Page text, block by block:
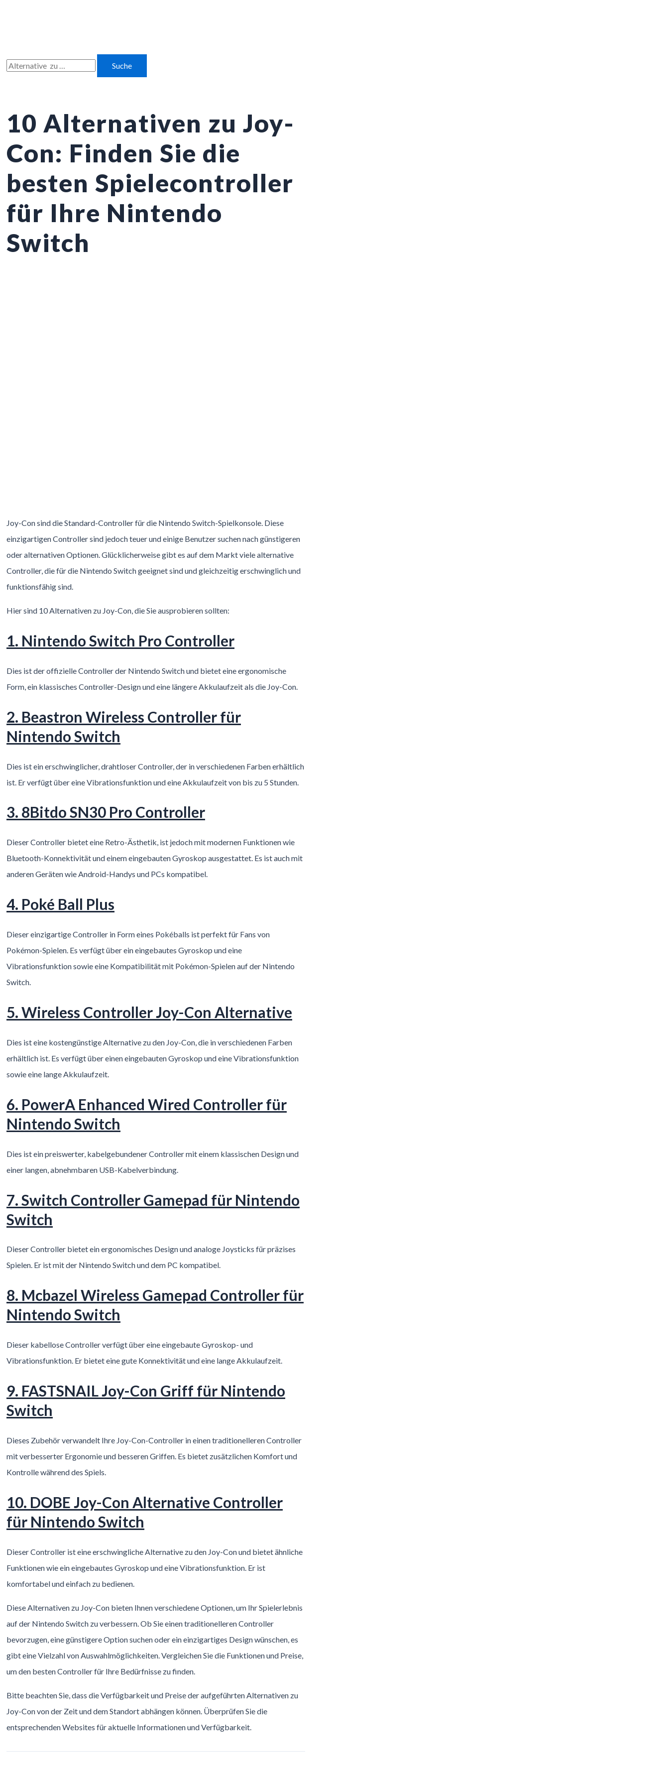
Suchen
10 Alternativen zu Joy-
Con: Finden Sie die
besten Spielecontroller
für Ihre Nintendo
Switch
Joy-Con sind die Standard-Controller für die Nintendo Switch-Spielkonsole. Diese
einzigartigen Controller sind jedoch teuer und einige Benutzer suchen nach günstigeren
oder alternativen Optionen. Glücklicherweise gibt es auf dem Markt viele alternative
Controller, die für die Nintendo Switch geeignet sind und gleichzeitig erschwinglich und
funktionsfähig sind.
Hier sind 10 Alternativen zu Joy-Con, die Sie ausprobieren sollten:
1. Nintendo Switch Pro Controller
Dies ist der offizielle Controller der Nintendo Switch und bietet eine ergonomische
Form, ein klassisches Controller-Design und eine längere Akkulaufzeit als die Joy-Con.
2. Beastron Wireless Controller für
Nintendo Switch
Dies ist ein erschwinglicher, drahtloser Controller, der in verschiedenen Farben erhältlich
ist. Er verfügt über eine Vibrationsfunktion und eine Akkulaufzeit von bis zu 5 Stunden.
3. 8Bitdo SN30 Pro Controller
Dieser Controller bietet eine Retro-Ästhetik, ist jedoch mit modernen Funktionen wie
Bluetooth-Konnektivität und einem eingebauten Gyroskop ausgestattet. Es ist auch mit
anderen Geräten wie Android-Handys und PCs kompatibel.
4. Poké Ball Plus
Dieser einzigartige Controller in Form eines Pokéballs ist perfekt für Fans von
Pokémon-Spielen. Es verfügt über ein eingebautes Gyroskop und eine
Vibrationsfunktion sowie eine Kompatibilität mit Pokémon-Spielen auf der Nintendo
Switch.
5. Wireless Controller Joy-Con Alternative
Dies ist eine kostengünstige Alternative zu den Joy-Con, die in verschiedenen Farben
erhältlich ist. Es verfügt über einen eingebauten Gyroskop und eine Vibrationsfunktion
sowie eine lange Akkulaufzeit.
6. PowerA Enhanced Wired Controller für
Nintendo Switch
Dies ist ein preiswerter, kabelgebundener Controller mit einem klassischen Design und
einer langen, abnehmbaren USB-Kabelverbindung.
7. Switch Controller Gamepad für Nintendo
Switch
Dieser Controller bietet ein ergonomisches Design und analoge Joysticks für präzises
Spielen. Er ist mit der Nintendo Switch und dem PC kompatibel.
8. Mcbazel Wireless Gamepad Controller für
Nintendo Switch
Dieser kabellose Controller verfügt über eine eingebaute Gyroskop- und
Vibrationsfunktion. Er bietet eine gute Konnektivität und eine lange Akkulaufzeit.
9. FASTSNAIL Joy-Con Griff für Nintendo
Switch
Dieses Zubehör verwandelt Ihre Joy-Con-Controller in einen traditionelleren Controller
mit verbesserter Ergonomie und besseren Griffen. Es bietet zusätzlichen Komfort und
Kontrolle während des Spiels.
10. DOBE Joy-Con Alternative Controller
für Nintendo Switch
Dieser Controller ist eine erschwingliche Alternative zu den Joy-Con und bietet ähnliche
Funktionen wie ein eingebautes Gyroskop und eine Vibrationsfunktion. Er ist
komfortabel und einfach zu bedienen.
Diese Alternativen zu Joy-Con bieten Ihnen verschiedene Optionen, um Ihr Spielerlebnis
auf der Nintendo Switch zu verbessern. Ob Sie einen traditionelleren Controller
bevorzugen, eine günstigere Option suchen oder ein einzigartiges Design wünschen, es
gibt eine Vielzahl von Auswahlmöglichkeiten. Vergleichen Sie die Funktionen und Preise,
um den besten Controller für Ihre Bedürfnisse zu finden.
Bitte beachten Sie, dass die Verfügbarkeit und Preise der aufgeführten Alternativen zu
Joy-Con von der Zeit und dem Standort abhängen können. Überprüfen Sie die
entsprechenden Websites für aktuelle Informationen und Verfügbarkeit.